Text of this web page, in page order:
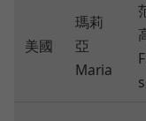
美國
瑪莉
亞
Maria